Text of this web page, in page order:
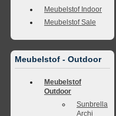
Meubelstof Indoor
Meubelstof Sale
Meubelstof - Outdoor
Meubelstof
Outdoor
Sunbrella
Archi